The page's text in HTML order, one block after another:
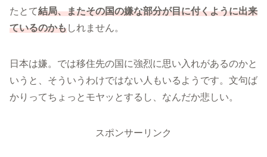
たとて結局、またその国の嫌な部分が目に付くように出来
ているのかもしれません。
日本は嫌。では移住先の国に強烈に思い入れがあるのかと
いうと、そういうわけではない人もいるようです。文句ば
かりってちょっとモヤッとするし、なんだか悲しい。
スポンサーリンク